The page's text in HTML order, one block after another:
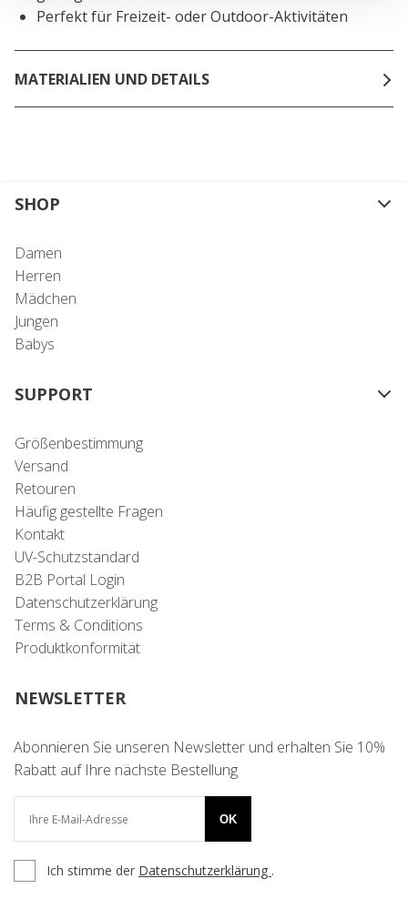
Perfekt für Freizeit- oder Outdoor-Aktivitäten
MATERIALIEN UND DETAILS
SHOP
Damen
Herren
Mädchen
Jungen
Babys
SUPPORT
Größenbestimmung
Versand
Retouren
Häufig gestellte Fragen
Kontakt
UV-Schutzstandard
B2B Portal Login
Datenschutzerklärung
Terms & Conditions
Produktkonformität
NEWSLETTER
Abonnieren Sie unseren Newsletter und erhalten Sie 10%
Rabatt auf Ihre nächste Bestellung
OK
Ich stimme der Datenschutzerklärung .